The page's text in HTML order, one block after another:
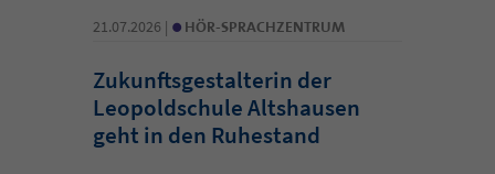
21.07.2026 | • HÖR-SPRACHZENTRUM
Zukunftsgestalterin der
Leopoldschule Altshausen
geht in den Ruhestand